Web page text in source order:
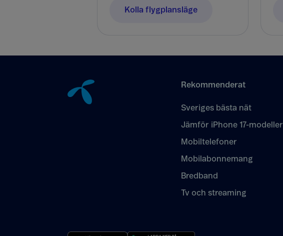
Kolla flygplansläge
Rekommenderat
Sveriges bästa nät
Jämför iPhone 17-modeller
Mobiltelefoner
Mobilabonnemang
Bredband
Tv och streaming